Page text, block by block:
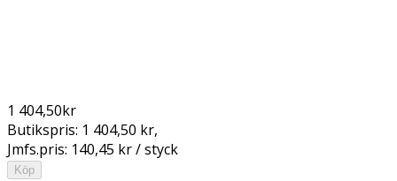
1 404,50kr
Butikspris: 1 404,50 kr,
Jmfs.pris: 140,45 kr / styck
Köp